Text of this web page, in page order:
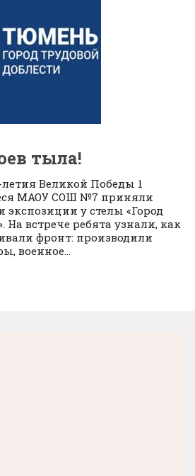
тыла!
летия Великой Победы 1
МАОУ СОШ №7 приняли
экспозиции у стелы «Город
На встрече ребята узнали, как
фронт: производили
военное...